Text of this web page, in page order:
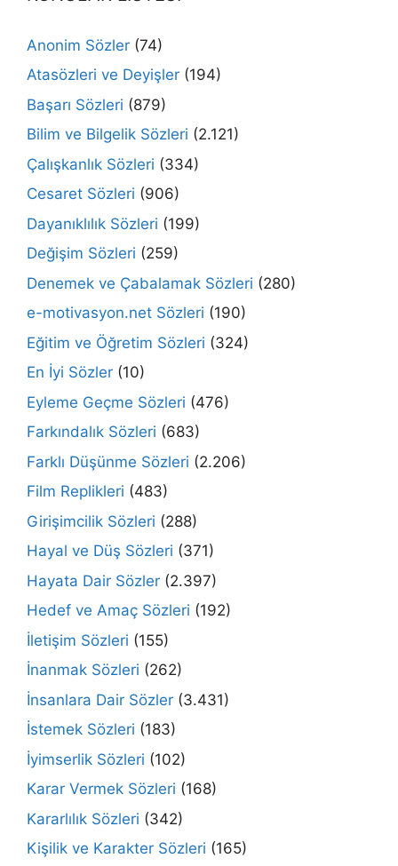
Anonim Sözler (74)
Atasözleri ve Deyişler (194)
Başarı Sözleri (879)
Bilim ve Bilgelik Sözleri (2.121)
Çalışkanlık Sözleri (334)
Cesaret Sözleri (906)
Dayanıklılık Sözleri (199)
Değişim Sözleri (259)
Denemek ve Çabalamak Sözleri (280)
e-motivasyon.net Sözleri (190)
Eğitim ve Öğretim Sözleri (324)
En İyi Sözler (10)
Eyleme Geçme Sözleri (476)
Farkındalık Sözleri (683)
Farklı Düşünme Sözleri (2.206)
Film Replikleri (483)
Girişimcilik Sözleri (288)
Hayal ve Düş Sözleri (371)
Hayata Dair Sözler (2.397)
Hedef ve Amaç Sözleri (192)
İletişim Sözleri (155)
İnanmak Sözleri (262)
İnsanlara Dair Sözler (3.431)
İstemek Sözleri (183)
İyimserlik Sözleri (102)
Karar Vermek Sözleri (168)
Kararlılık Sözleri (342)
Kişilik ve Karakter Sözleri (165)